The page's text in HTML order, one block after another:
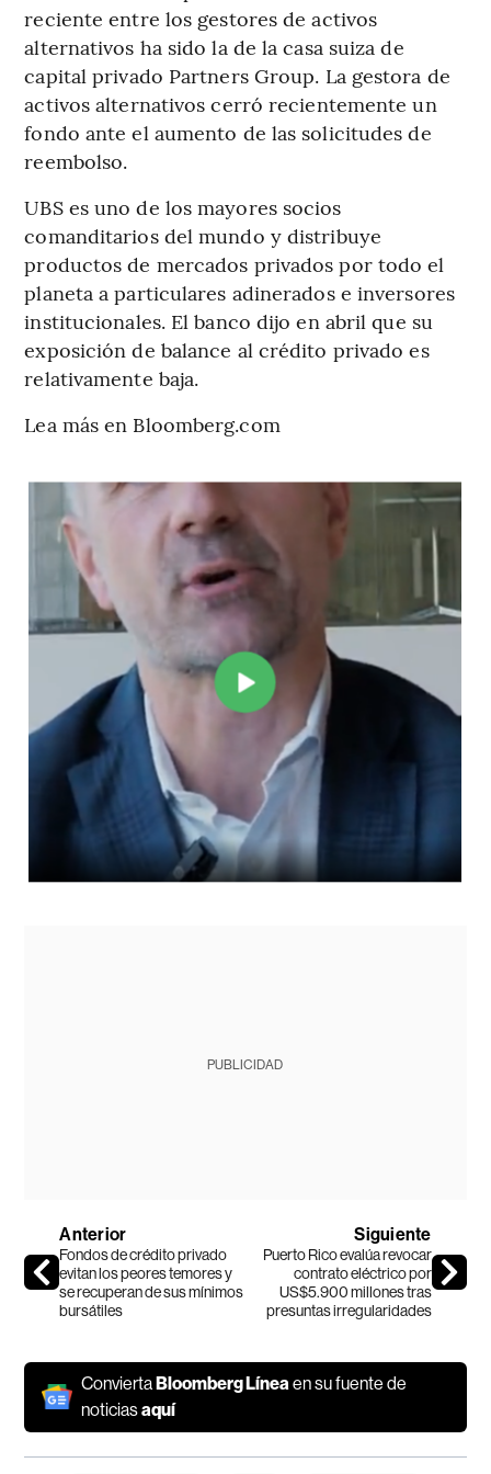
reciente entre los gestores de activos
alternativos ha sido la de la casa suiza de
capital privado Partners Group. La gestora de
activos alternativos cerró recientemente un
fondo ante el aumento de las solicitudes de
reembolso.
UBS es uno de los mayores socios
comanditarios del mundo y distribuye
productos de mercados privados por todo el
planeta a particulares adinerados e inversores
institucionales. El banco dijo en abril que su
exposición de balance al crédito privado es
relativamente baja.
Lea más en Bloomberg.com
PUBLICIDAD
Anterior
Fondos de crédito privado
evitan los peores temores y
se recuperan de sus mínimos
bursátiles
Siguiente
Puerto Rico evalúa revocar
contrato eléctrico por
US$5.900 millones tras
presuntas irregularidades
ConviertaBloomberg Línea en su fuente de
noticiasaquí